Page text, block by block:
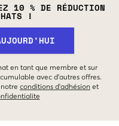
10 % DE RÉDUCTION
!
en tant que membre et sur
avec d'autres offres.
conditions d'adhésion et